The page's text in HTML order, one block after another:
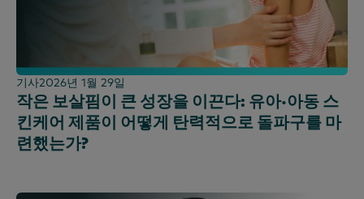
기사2026년 1월 29일
작은 보살핌이 큰 성장을 이끈다: 유아·아동 스
킨케어 제품이 어떻게 탄력적으로 돌파구를 마
련했는가?